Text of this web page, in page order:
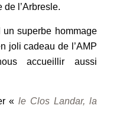
de l’Arbresle.
superbe hommage
joli cadeau de l’AMP
accueillir aussi
«le Clos Landar, la